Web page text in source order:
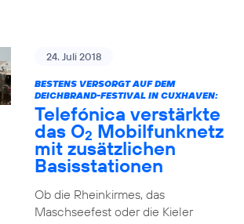
24. Juli 2018
BESTENS VERSORGT AUF DEM
DEICHBRAND-FESTIVAL IN CUXHAVEN:
Telefónica verstärkte
das O2 Mobilfunknetz
mit zusätzlichen
Basisstationen
Ob die Rheinkirmes, das
Maschseefest oder die Kieler